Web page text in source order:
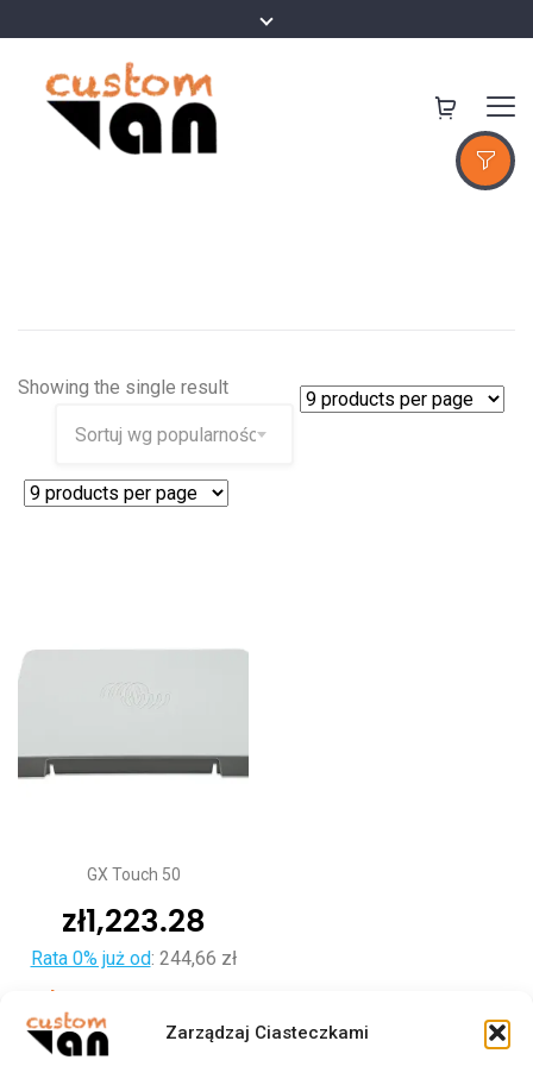
Zarządzaj Ciasteczkami
Showing the single result
GX Touch 50
zł1,223.28
Rata 0% już od: 244,66 zł